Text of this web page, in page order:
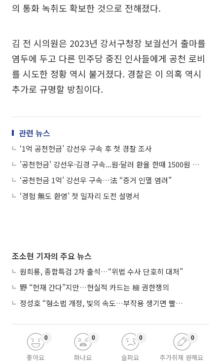
의 통화 녹취도 확보한 것으로 전해졌다.
김 전 시의원은 2023년 강서구청장 보궐선거 출마를
염두에 두고 다른 민주당 중진 인사들에게 공천 로비
를 시도한 정황 역시 불거졌다. 경찰은 이 의혹 역시
추가로 규명할 방침이다.
관련 뉴스
‘1억 공천헌금’ 강선우 구속 후 첫 경찰 조사
'공천헌금' 강선우·김경 구속...원·달러 환율 한때 1500원 돌파 外
‘공천헌금 1억’ 강선우 구속…法 “증거 인멸 염려”
‘경험 無도 환영’ 첫 일자리 도전 설명서
조소현 기자의 주요 뉴스
원희룡, 종합특검 2차 출석…“위법 수사 단호히 대처”
野 “헌재 간다”지만…현실적 카드는 檢 권한쟁의
정성호 “형소법 개정, 빛의 속도…부작용 생기면 빨리 고쳐야”
좋아요
0
화나요
0
슬퍼요
0
추가취재 원해요
0